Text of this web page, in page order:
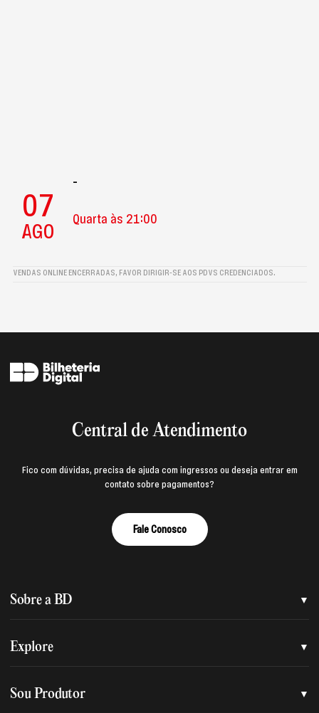
07
AGO
-
Quarta às 21:00
VENDAS ONLINE ENCERRADAS, FAVOR DIRIGIR-SE AOS PDVS CREDENCIADOS.
Central de Atendimento
Fico com dúvidas, precisa de ajuda com ingressos ou deseja entrar em
contato sobre pagamentos?
Fale Conosco
Sobre a BD
Quem somos
Explore
Assessoria de imprensa
Sou Produtor